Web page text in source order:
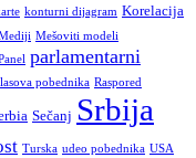
konturni dijagram Korelacija
Mešoviti modeli
parlamentarni
pobednika Raspored
Sečanj Srbija
Turska udeo pobednika USA